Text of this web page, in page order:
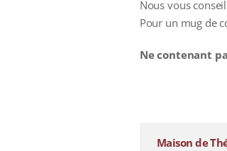
Nous vous
Pour un mug de
Ne contenant
Maison de